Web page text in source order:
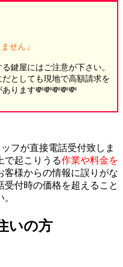
せん』
鍵屋にはご注意が下さい。
としても現地で高額請求を
ります💸💸💸💸💸
フが直接電話受付致しま
で起こりうる作業や料金を
客様からの情報に誤りがな
付時の価格を超えること
いの方